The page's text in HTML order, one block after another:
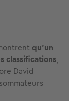
qu'un
classifications,
David